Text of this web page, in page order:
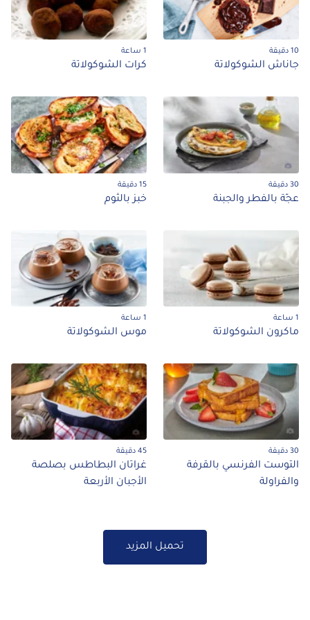
10 دقيقة
جاناش الشوكولاتة
1 ساعة
كرات الشوكولاتة
30 دقيقة
عجّة بالفطر والجبنة
15 دقيقة
خبز بالثوم
1 ساعة
ماكرون الشوكولاتة
1 ساعة
موس الشوكولاتة
30 دقيقة
التوست الفرنسي بالقرفة
والفراولة
45 دقيقة
غراتان البطاطس بصلصة
الأجبان الأربعة
تحميل المزيد